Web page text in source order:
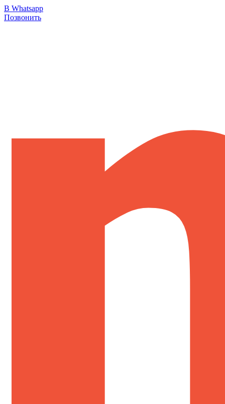
В Whatsapp
Позвонить